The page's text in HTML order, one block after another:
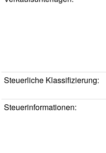
Steuerliche Klassifizierung:
Steuerinformationen: